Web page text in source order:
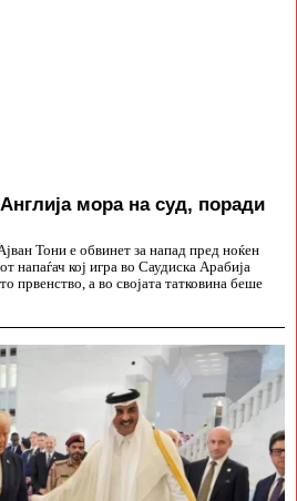
мора на суд, поради
Тони е обвинет за напад пред ноќен
напаѓач кој игра во Саудиска Арабија
првенство, а во својата татковина беше